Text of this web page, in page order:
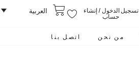
تسجيل الدخول / إنشاء
حساب
العربية
من نحن اتصل بنا